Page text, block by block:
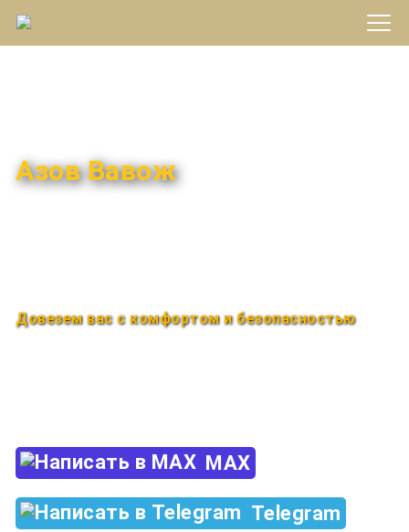
Азов Вавож
Довезем вас с комфортом и безопасностью
MAX
Telegram